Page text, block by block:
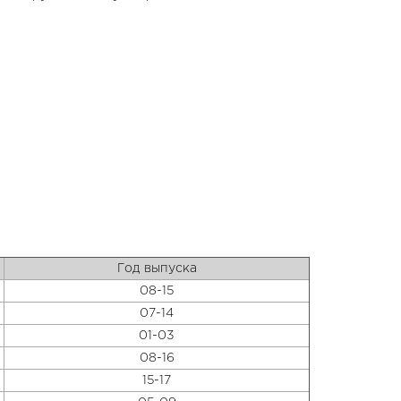
Год выпуска
08-15
07-14
01-03
08-16
15-17